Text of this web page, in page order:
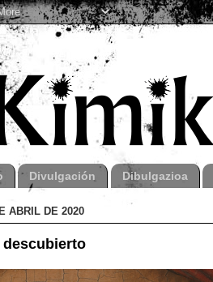
Divulgación Dibulgazioa
ABRIL DE 2020
descubierto